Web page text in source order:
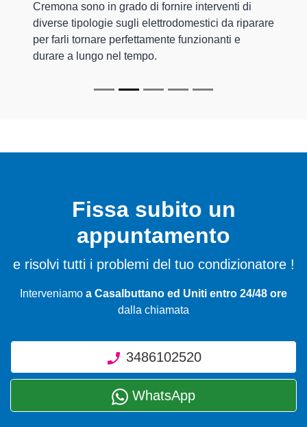
Cremona sono in grado di fornire interventi di
diverse tipologie sugli elettrodomestici da riparare
per farli tornare perfettamente funzionanti e
durare a lungo nel tempo.
Fissa subito un
appuntamento
e risolvi tutti i problemi del tuo condizionatore !
Interveniamo a Casalbuttano ed Uniti entro 24/48 ore
dalla chiamata
3486102520
WhatsApp